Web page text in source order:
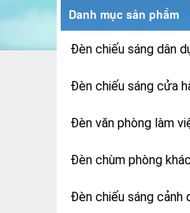
Danh mục sản phẩm
Đèn chiếu sáng dân
Đèn chiếu sáng cửa
Đèn văn phòng làm
Đèn chùm phòng
Đèn chiếu sáng cảnh